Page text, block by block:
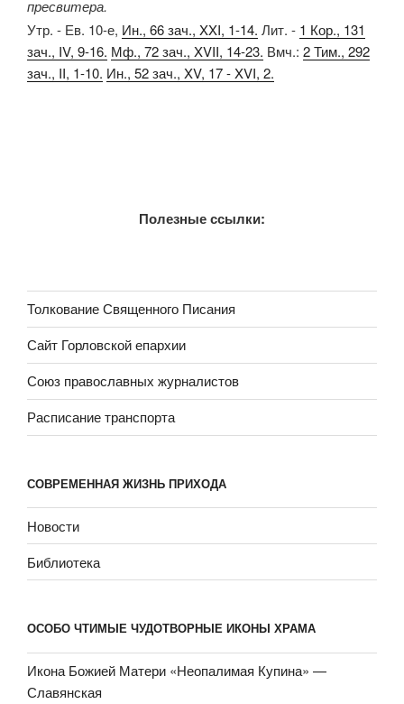
пресвитера.
Утр. - Ев. 10-е, Ин., 66 зач., XXI, 1-14. Лит. - 1 Кор., 131
зач., IV, 9-16. Мф., 72 зач., XVII, 14-23. Вмч.: 2 Тим., 292
зач., II, 1-10. Ин., 52 зач., XV, 17 - XVI, 2.
Полезные ссылки:
Толкование Священного Писания
Сайт Горловской епархии
Союз православных журналистов
Расписание транспорта
СОВРЕМЕННАЯ ЖИЗНЬ ПРИХОДА
Новости
Библиотека
ОСОБО ЧТИМЫЕ ЧУДОТВОРНЫЕ ИКОНЫ ХРАМА
Икона Божией Матери «Неопали­мая Купина» —
Славянская